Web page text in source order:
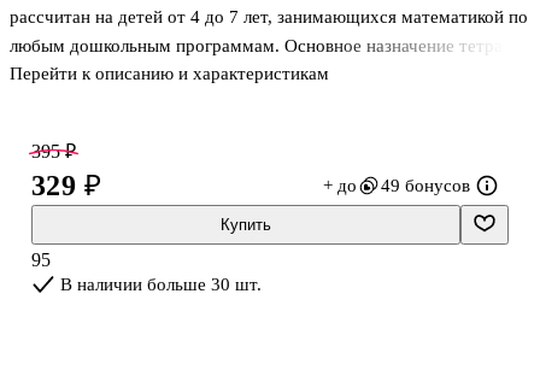
рассчитан на детей от 4 до 7 лет, занимающихся математикой по
любым дошкольным программам. Основное назначение тетради
"Я учусь считать" заключается в развитии представлений у детей
родителей для занятий с детьми 7 лет. Приказом № 699
Министерства образования и науки Российской Федерации
учебные пособия издательства "Экзамен" допущены к
использованию в общеобразовательных организациях.
Перейти к описанию и характеристикам
395 ₽
329 ₽ + до 49 бонусов
Купить
95
В наличии больше 30 шт.